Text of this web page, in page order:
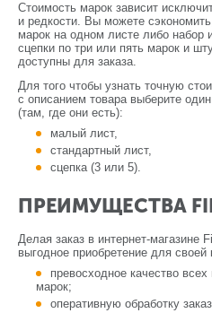
Стоимость марок зависит
и редкости. Вы можете
марок на одном листе либо набор
сцепки по три или пять марок и
доступны для заказа.
Для того чтобы узнать точную
с описанием товара выберите
(там, где они есть):
малый лист,
стандартный лист,
сцепка (3 или 5).
ПРЕИМУЩЕСТВА
Делая заказ в интернет-магазине
выгодное приобретение для
превосходное качество
марок;
оперативную обработку